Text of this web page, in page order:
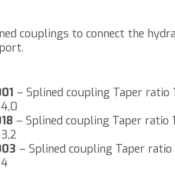
couplings to connect the
– Splined coupling Taper ratio
– Splined coupling Taper ratio
– Splined coupling Taper ratio